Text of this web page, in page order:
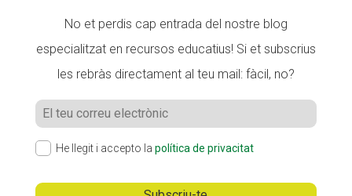
No et perdis cap entrada del nostre blog
especialitzat en recursos educatius! Si et subscrius
les rebràs directament al teu mail: fàcil, no?
He llegit i accepto la política de privacitat